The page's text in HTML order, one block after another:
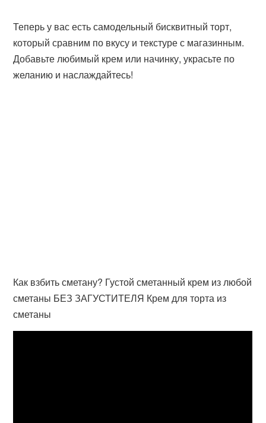
Теперь у вас есть самодельный бисквитный торт,
который сравним по вкусу и текстуре с магазинным.
Добавьте любимый крем или начинку, украсьте по
желанию и наслаждайтесь!
Как взбить сметану? Густой сметанный крем из любой
сметаны БЕЗ ЗАГУСТИТЕЛЯ Крем для торта из
сметаны